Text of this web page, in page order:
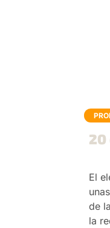
20
El
de
la